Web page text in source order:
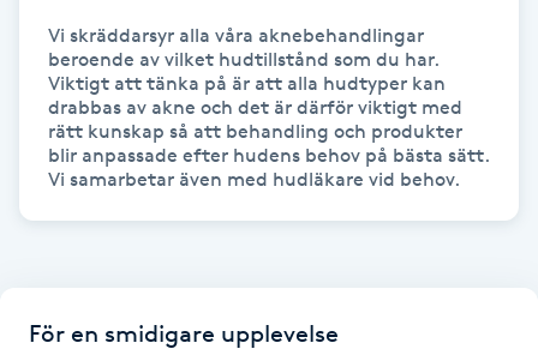
Hårborttagning
Hårbottenbehandling
Hårförlängning
Vi skräddarsyr alla våra aknebehandlingar
beroende av vilket hudtillstånd som du har.
Viktigt att tänka på är att alla hudtyper kan
drabbas av akne och det är därför viktigt med
rätt kunskap så att behandling och produkter
blir anpassade efter hudens behov på bästa sätt.
Vi samarbetar även med hudläkare vid behov.
För en smidigare upplevelse